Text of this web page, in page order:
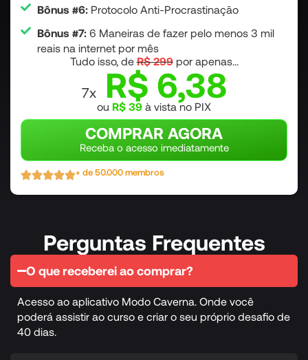
Bônus #6:Protocolo Anti-Procrastinação
Bônus #7: 6 Maneiras de fazer pelo menos 3 mil
reais na internet por mês
Tudo isso, deR$ 299por apenas...
7x R$ 6,38
ou R$ 39 à vista no PIX
COMPRAR AGORA
Receba o acesso imediatamente
+ de 50.000 membros
Perguntas Frequentes
O que receberei ao comprar?
Acesso ao aplicativo Modo Caverna. Onde você
poderá assistir ao curso e criar o seu próprio desafio de
40 dias.